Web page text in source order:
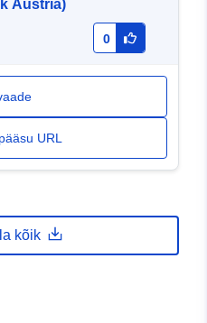
Austria)
0
URL
kõik